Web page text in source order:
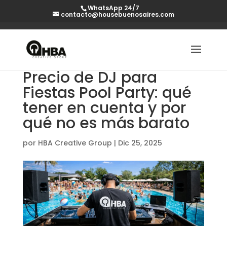
WhatsApp 24/7
contacto@housebuenosaires.com
Precio de DJ para
Fiestas Pool Party: qué
tener en cuenta y por
qué no es más barato
por HBA Creative Group | Dic 25, 2025